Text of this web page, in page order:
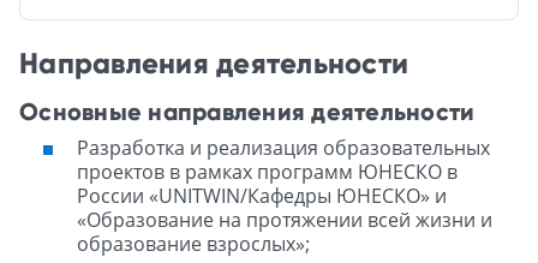
Направления деятельности
Основные направления деятельности
Разработка и реализация образовательных
проектов в рамках программ ЮНЕСКО в
России «UNITWIN/Кафедры ЮНЕСКО» и
«Образование на протяжении всей жизни и
образование взрослых»;